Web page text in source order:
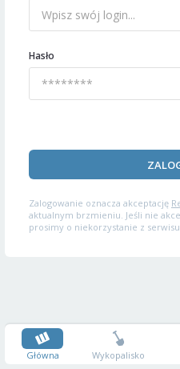
Hasło
Zalogowanie oznacza akceptację
aktualnym brzmieniu. Jeśli nie
prosimy o niekorzystanie z
Główna Wykopalisko